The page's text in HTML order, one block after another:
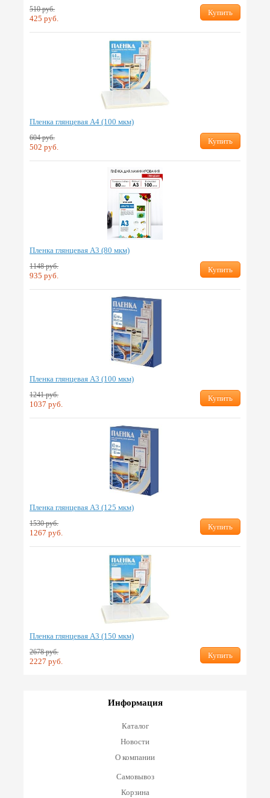
510 руб.
425 руб.
Купить
Пленка глянцевая А4 (100 мкм)
604 руб.
502 руб.
Купить
Пленка глянцевая А3 (80 мкм)
1148 руб.
935 руб.
Купить
Пленка глянцевая А3 (100 мкм)
1241 руб.
1037 руб.
Купить
Пленка глянцевая А3 (125 мкм)
1530 руб.
1267 руб.
Купить
Пленка глянцевая А3 (150 мкм)
2678 руб.
2227 руб.
Купить
Информация
Каталог
Новости
О компании
Самовывоз
Корзина